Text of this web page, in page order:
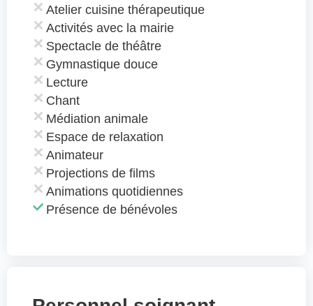
Atelier cuisine thérapeutique
Activités avec la mairie
Spectacle de théâtre
Gymnastique douce
Lecture
Chant
Médiation animale
Espace de relaxation
Animateur
Projections de films
Animations quotidiennes
Présence de bénévoles